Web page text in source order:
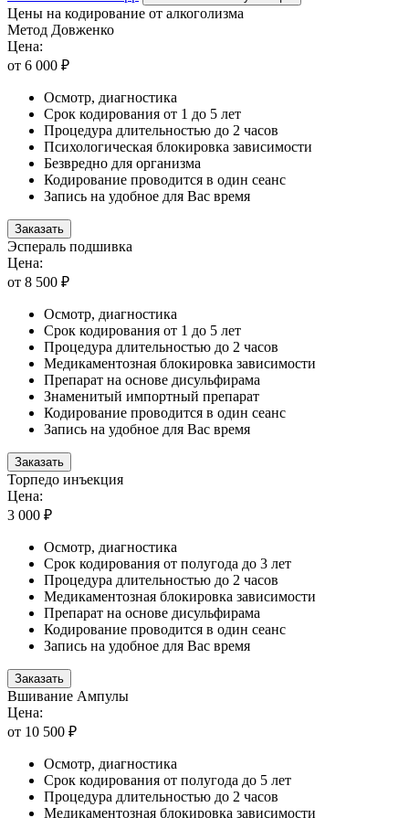
Цены на кодирование от алкоголизма
Метод Довженко
Цена:
от 6 000 ₽
Осмотр, диагностика
Срок кодирования от 1 до 5 лет
Процедура длительностью до 2 часов
Психологическая блокировка зависимости
Безвредно для организма
Кодирование проводится в один сеанс
Запись на удобное для Вас время
Заказать
Эспераль подшивка
Цена:
от 8 500 ₽
Осмотр, диагностика
Срок кодирования от 1 до 5 лет
Процедура длительностью до 2 часов
Медикаментозная блокировка зависимости
Препарат на основе дисульфирама
Знаменитый импортный препарат
Кодирование проводится в один сеанс
Запись на удобное для Вас время
Заказать
Торпедо инъекция
Цена:
3 000 ₽
Осмотр, диагностика
Срок кодирования от полугода до 3 лет
Процедура длительностью до 2 часов
Медикаментозная блокировка зависимости
Препарат на основе дисульфирама
Кодирование проводится в один сеанс
Запись на удобное для Вас время
Заказать
Вшивание Ампулы
Цена:
от 10 500 ₽
Осмотр, диагностика
Срок кодирования от полугода до 5 лет
Процедура длительностью до 2 часов
Медикаментозная блокировка зависимости